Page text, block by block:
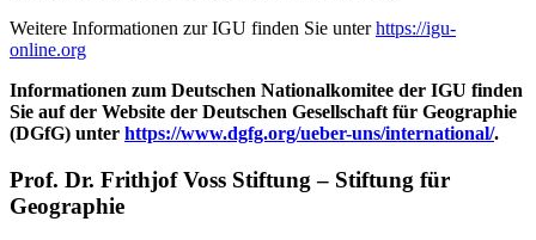
Weitere Informationen zur IGU finden Sie unterhttps://igu-
online.org
Informationen zum Deutschen Nationalkomitee der IGU finden
Sie auf der Website der Deutschen Gesellschaft für Geographie
(DGfG) unter https://www.dgfg.org/ueber-uns/international/.
Prof. Dr. Frithjof Voss Stiftung – Stiftung für
Geographie